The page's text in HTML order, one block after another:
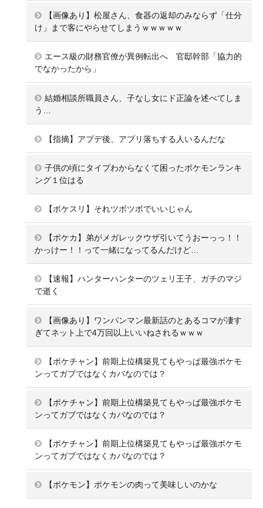
【画像あり】松屋さん、食器の返却のみならず「仕分
け」まで客にやらせてしまうｗｗｗｗｗ
エース級の財務官僚が異例転出へ 官邸幹部「協力的
でなかったから」
結婚相談所職員さん、子なし女にド正論を述べてしま
う…
【指摘】アプデ後、アプリ落ちする人いるんだな
子供の頃にタイプわからなくて困ったポケモンランキ
ング１位はる
【ポケスリ】それツボツボでいいじゃん
【ポケカ】弟がメガレックウザ引いてうおーっっ！！
かっけー！！って一緒になってるんだけど…
【速報】ハンターハンターのツェリ王子、ガチのマジ
で逝く
【画像あり】ワンパンマン最新話のとあるコマが凄す
ぎてネット上で4万回以上いいねされるｗｗｗ
【ポケチャン】前期上位構築見てもやっぱ最強ポケモ
ンってガブではなくカバなのでは？
【ポケチャン】前期上位構築見てもやっぱ最強ポケモ
ンってガブではなくカバなのでは？
【ポケチャン】前期上位構築見てもやっぱ最強ポケモ
ンってガブではなくカバなのでは？
【ポケモン】ポケモンの肉って美味しいのかな